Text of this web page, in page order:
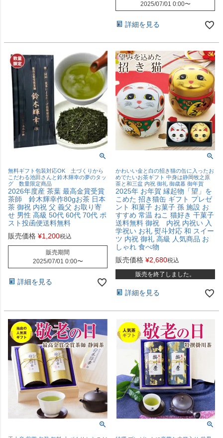
2025/07/01 0:00〜
詳細を見る
無料ギフト包装対応OK 土づくりから
こだわる池田さんと鈴木輝幸の夢のタッ
グ 数量限定商品
2026年度産 茶葉 最高金賞受賞
茶師 鈴木輝幸作80gお茶 日本
茶 御祝 内祝 父 義父 お取り寄
せ 男性 高級 50代 60代 70代 ポ
スト投函便送料無料
販売価格 ¥1,200税込
販売期間
2025/07/01 0:00〜
詳細を見る
かわいい金と白の招き猫の缶に入ったお
めでたいお茶ギフト 中身は静岡牧之原
茶と和三盆 内祝 御礼 御歳暮 御年賀
2025年 お年賀 縁起物「望」を
こめた 招き猫缶 ギフト プレゼ
ント 和菓子 お菓子 孫 施設 お
すすめ 常温 ねこ 猫好き 干菓子
送料無料 御祝 内祝 内祝い 入
学祝い お礼 熨斗対応 和 スイー
ツ 内祝 御礼 高級 人気商品 お
しゃれ 食べ物
販売価格 ¥2,680税込
販売を終了しました。
詳細を見る